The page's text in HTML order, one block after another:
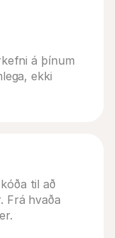
á þínum
ekki
til að
Frá hvaða